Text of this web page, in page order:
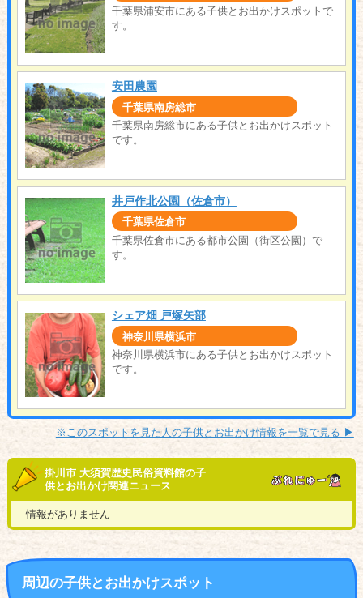
千葉県浦安市にある子供とお出かけスポットで
す。
安田農園
千葉県南房総市
千葉県南房総市にある子供とお出かけスポット
です。
井戸作北公園（佐倉市）
千葉県佐倉市
千葉県佐倉市にある都市公園（街区公園）で
す。
シェア畑 戸塚矢部
神奈川県横浜市
神奈川県横浜市にある子供とお出かけスポット
です。
※このスポットを見た人の子供とお出かけ情報を一覧で見る ▶︎
掛川市 大須賀歴史民俗資料館の子
供とお出かけ関連ニュース
情報がありません
周辺の子供とお出かけスポット